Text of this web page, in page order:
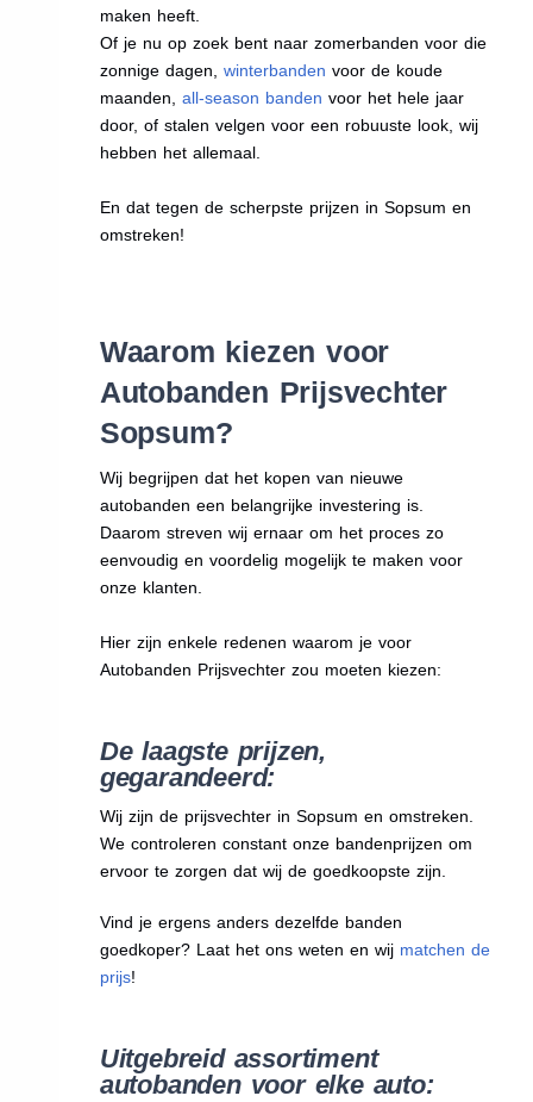
maken heeft.
Of je nu op zoek bent naar zomerbanden voor die
zonnige dagen, winterbanden voor de koude
maanden, all-season banden voor het hele jaar
door, of stalen velgen voor een robuuste look, wij
hebben het allemaal.
En dat tegen de scherpste prijzen in Sopsum en
omstreken!
Waarom kiezen voor
Autobanden Prijsvechter
Sopsum?
Wij begrijpen dat het kopen van nieuwe
autobanden een belangrijke investering is.
Daarom streven wij ernaar om het proces zo
eenvoudig en voordelig mogelijk te maken voor
onze klanten.
Hier zijn enkele redenen waarom je voor
Autobanden Prijsvechter zou moeten kiezen:
De laagste prijzen,
gegarandeerd:
Wij zijn de prijsvechter in Sopsum en omstreken.
We controleren constant onze bandenprijzen om
ervoor te zorgen dat wij de goedkoopste zijn.
Vind je ergens anders dezelfde banden
goedkoper? Laat het ons weten en wij matchen de
prijs!
Uitgebreid assortiment
autobanden voor elke auto: